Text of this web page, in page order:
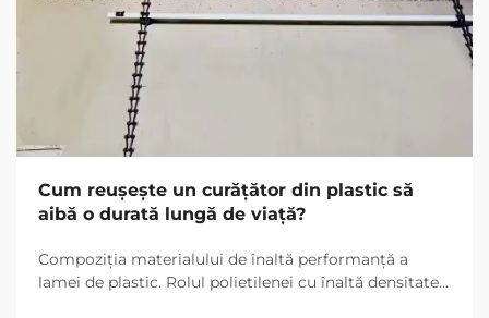
Cum reușește un curățător din plastic să
aibă o durată lungă de viață?
Compoziția materialului de înaltă performanță a
lamei de plastic. Rolul polietilenei cu înaltă densitate